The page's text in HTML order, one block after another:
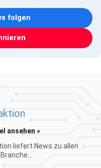
folgen
ansehen »
liefert News zu allen